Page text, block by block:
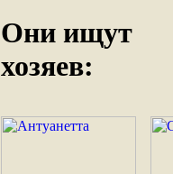
Они ищут
хозяев: